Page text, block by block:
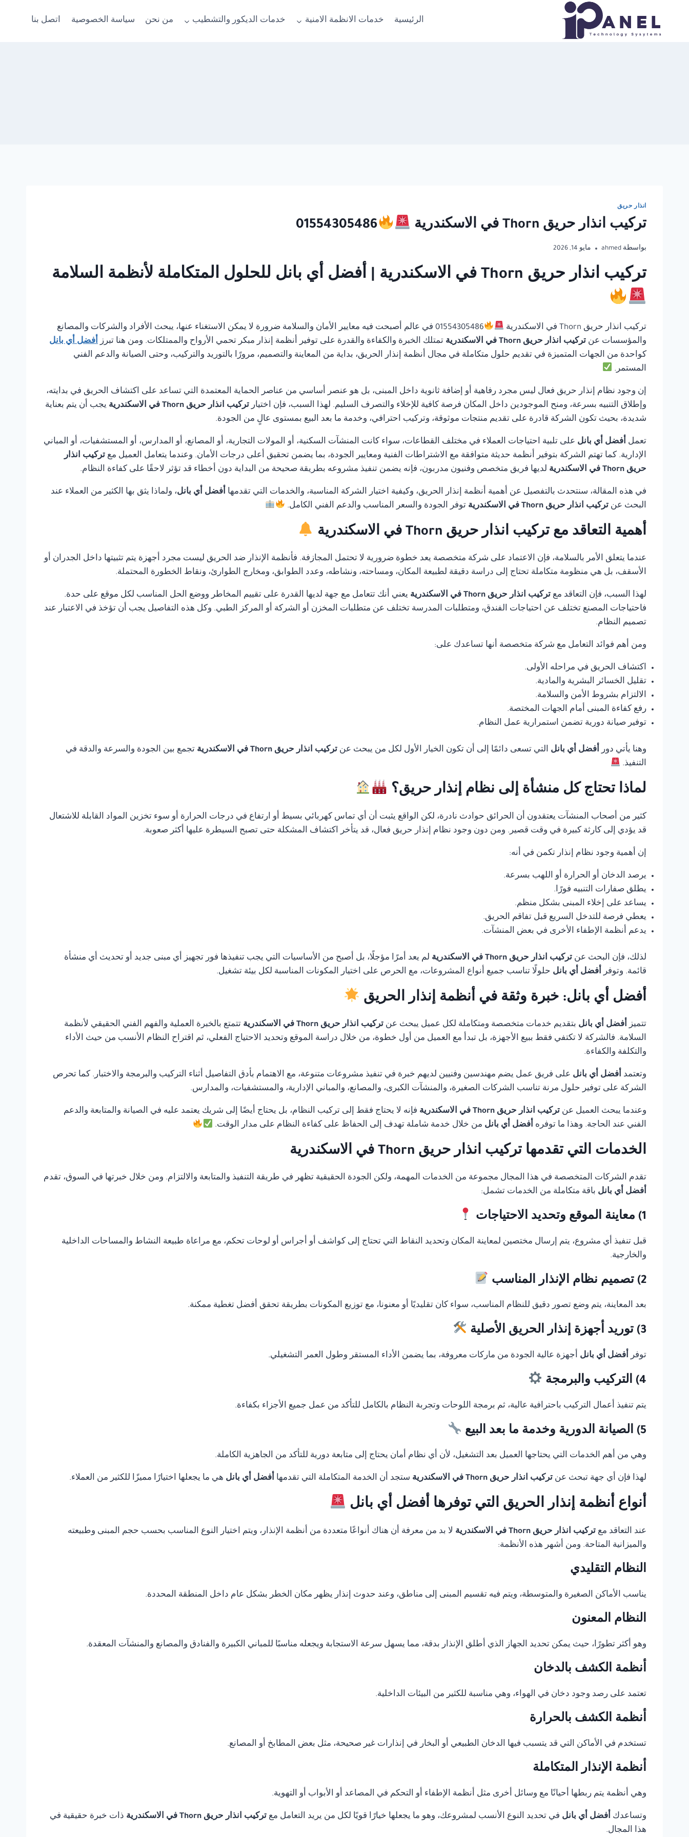
المحتوى
الرئيسية خدمات الانظمة الامنية خدمات الديكور والتشطيب من نحن سياسة الخصوصية اتصل بنا
انذار حريق
تركيب انذار حريق Thorn في الاسكندرية 01554305486
بواسطة ahmed مايو 14, 2026
تركيب انذار حريق Thorn في الاسكندرية | أفضل أي بانل للحلول المتكاملة لأنظمة السلامة
تركيب انذار حريق Thorn في الاسكندرية
01554305486 في عالم أصبحت فيه معايير الأمان والسلامة ضرورة لا يمكن الاستغناء عنها، يبحث الأفراد والشركات والمصانع
والمؤسسات عن تركيب انذار حريق Thorn في الاسكندرية تمتلك الخبرة والكفاءة والقدرة على توفير أنظمة إنذار مبكر تحمي الأرواح والممتلكات. ومن هنا تبرز أفضل أي بانل
كواحدة من الجهات المتميزة في تقديم حلول متكاملة في مجال أنظمة إنذار الحريق، بداية من المعاينة والتصميم، مرورًا بالتوريد والتركيب، وحتى الصيانة والدعم الفني
المستمر.
إن وجود نظام إنذار حريق فعال ليس مجرد رفاهية أو إضافة ثانوية داخل المبنى، بل هو عنصر أساسي من عناصر الحماية المعتمدة التي تساعد على اكتشاف الحريق في بدايته،
وإطلاق التنبيه بسرعة، ومنح الموجودين داخل المكان فرصة كافية للإخلاء والتصرف السليم. لهذا السبب، فإن اختيار تركيب انذار حريق Thorn في الاسكندرية
يجب أن يتم بعناية
شديدة، بحيث تكون الشركة قادرة على تقديم منتجات موثوقة، وتركيب احترافي، وخدمة ما بعد البيع بمستوى عالٍ من الجودة.
تعمل أفضل أي بانل على تلبية احتياجات العملاء في مختلف القطاعات، سواء كانت المنشآت السكنية، أو المولات التجارية، أو المصانع، أو المدارس، أو المستشفيات، أو المباني
الإدارية. كما تهتم الشركة بتوفير أنظمة حديثة متوافقة مع الاشتراطات الفنية ومعايير الجودة، بما يضمن تحقيق أعلى درجات الأمان. وعندما يتعامل العميل مع تركيب انذار
حريق Thorn في الاسكندرية
لديها فريق متخصص وفنيون مدربون، فإنه يضمن تنفيذ مشروعه بطريقة صحيحة من البداية دون أخطاء قد تؤثر لاحقًا على كفاءة النظام.
في هذه المقالة، سنتحدث بالتفصيل عن أهمية أنظمة إنذار الحريق، وكيفية اختيار الشركة المناسبة، والخدمات التي تقدمها أفضل أي بانل، ولماذا يثق بها الكثير من العملاء عند
البحث عن تركيب انذار حريق Thorn في الاسكندرية توفر الجودة والسعر المناسب والدعم الفني الكامل.
أهمية التعاقد مع تركيب انذار حريق Thorn في الاسكندرية
عندما يتعلق الأمر بالسلامة، فإن الاعتماد على شركة متخصصة يعد خطوة ضرورية لا تحتمل المجازفة. فأنظمة الإنذار ضد الحريق ليست مجرد أجهزة يتم تثبيتها داخل الجدران أو
الأسقف، بل هي منظومة متكاملة تحتاج إلى دراسة دقيقة لطبيعة المكان، ومساحته، ونشاطه، وعدد الطوابق، ومخارج الطوارئ، ونقاط الخطورة المحتملة.
لهذا السبب، فإن التعاقد مع تركيب انذار حريق Thorn في الاسكندرية
يعني أنك تتعامل مع جهة لديها القدرة على تقييم المخاطر ووضع الحل المناسب لكل موقع على حدة.
فاحتياجات المصنع تختلف عن احتياجات الفندق، ومتطلبات المدرسة تختلف عن متطلبات المخزن أو الشركة أو المركز الطبي. وكل هذه التفاصيل يجب أن تؤخذ في الاعتبار عند
تصميم النظام.
ومن أهم فوائد التعامل مع شركة متخصصة أنها تساعدك على:
اكتشاف الحريق في مراحله الأولى.
تقليل الخسائر البشرية والمادية.
الالتزام بشروط الأمن والسلامة.
رفع كفاءة المبنى أمام الجهات المختصة.
توفير صيانة دورية تضمن استمرارية عمل النظام.
وهنا يأتي دور أفضل أي بانل التي تسعى دائمًا إلى أن تكون الخيار الأول لكل من يبحث عن تركيب انذار حريق Thorn في الاسكندرية
تجمع بين الجودة والسرعة والدقة في
التنفيذ.
لماذا تحتاج كل منشأة إلى نظام إنذار حريق؟
كثير من أصحاب المنشآت يعتقدون أن الحرائق حوادث نادرة، لكن الواقع يثبت أن أي تماس كهربائي بسيط أو ارتفاع في درجات الحرارة أو سوء تخزين المواد القابلة للاشتعال
قد يؤدي إلى كارثة كبيرة في وقت قصير. ومن دون وجود نظام إنذار حريق فعال، قد يتأخر اكتشاف المشكلة حتى تصبح السيطرة عليها أكثر صعوبة.
إن أهمية وجود نظام إنذار تكمن في أنه:
يرصد الدخان أو الحرارة أو اللهب بسرعة.
يطلق صفارات التنبيه فورًا.
يساعد على إخلاء المبنى بشكل منظم.
يعطي فرصة للتدخل السريع قبل تفاقم الحريق.
يدعم أنظمة الإطفاء الأخرى في بعض المنشآت.
لذلك، فإن البحث عن تركيب انذار حريق Thorn في الاسكندرية
لم يعد أمرًا مؤجلًا، بل أصبح من الأساسيات التي يجب تنفيذها فور تجهيز أي مبنى جديد أو تحديث أي منشأة
قائمة. وتوفر أفضل أي بانل حلولًا تناسب جميع أنواع المشروعات، مع الحرص على اختيار المكونات المناسبة لكل بيئة تشغيل.
أفضل أي بانل: خبرة وثقة في أنظمة إنذار الحريق
تتميز أفضل أي بانل بتقديم خدمات متخصصة ومتكاملة لكل عميل يبحث عن تركيب انذار حريق Thorn في الاسكندرية
تتمتع بالخبرة العملية والفهم الفني الحقيقي لأنظمة
السلامة. فالشركة لا تكتفي فقط ببيع الأجهزة، بل تبدأ مع العميل من أول خطوة، من خلال دراسة الموقع وتحديد الاحتياج الفعلي، ثم اقتراح النظام الأنسب من حيث الأداء
والتكلفة والكفاءة.
وتعتمد أفضل أي بانل على فريق عمل يضم مهندسين وفنيين لديهم خبرة في تنفيذ مشروعات متنوعة، مع الاهتمام بأدق التفاصيل أثناء التركيب والبرمجة والاختبار. كما تحرص
الشركة على توفير حلول مرنة تناسب الشركات الصغيرة، والمنشآت الكبرى، والمصانع، والمباني الإدارية، والمستشفيات، والمدارس.
وعندما يبحث العميل عن تركيب انذار حريق Thorn في الاسكندرية
فإنه لا يحتاج فقط إلى تركيب النظام، بل يحتاج أيضًا إلى شريك يعتمد عليه في الصيانة والمتابعة والدعم
الفني عند الحاجة. وهذا ما توفره أفضل أي بانل من خلال خدمة شاملة تهدف إلى الحفاظ على كفاءة النظام على مدار الوقت.
الخدمات التي تقدمها تركيب انذار حريق Thorn في الاسكندرية
تقدم الشركات المتخصصة في هذا المجال مجموعة من الخدمات المهمة، ولكن الجودة الحقيقية تظهر في طريقة التنفيذ والمتابعة والالتزام. ومن خلال خبرتها في السوق، تقدم
أفضل أي بانل باقة متكاملة من الخدمات تشمل:
1) معاينة الموقع وتحديد الاحتياجات
قبل تنفيذ أي مشروع، يتم إرسال مختصين لمعاينة المكان وتحديد النقاط التي تحتاج إلى كواشف أو أجراس أو لوحات تحكم، مع مراعاة طبيعة النشاط والمساحات الداخلية
والخارجية.
2) تصميم نظام الإنذار المناسب
بعد المعاينة، يتم وضع تصور دقيق للنظام المناسب، سواء كان تقليديًا أو معنونا، مع توزيع المكونات بطريقة تحقق أفضل تغطية ممكنة.
3) توريد أجهزة إنذار الحريق الأصلية
توفر أفضل أي بانل أجهزة عالية الجودة من ماركات معروفة، بما يضمن الأداء المستقر وطول العمر التشغيلي.
4) التركيب والبرمجة
يتم تنفيذ أعمال التركيب باحترافية عالية، ثم برمجة اللوحات وتجربة النظام بالكامل للتأكد من عمل جميع الأجزاء بكفاءة.
5) الصيانة الدورية وخدمة ما بعد البيع
وهي من أهم الخدمات التي يحتاجها العميل بعد التشغيل، لأن أي نظام أمان يحتاج إلى متابعة دورية للتأكد من الجاهزية الكاملة.
لهذا فإن أي جهة تبحث عن تركيب انذار حريق Thorn في الاسكندرية ستجد أن الخدمة المتكاملة التي تقدمها أفضل أي بانل هي ما يجعلها اختيارًا مميزًا للكثير من العملاء.
أنواع أنظمة إنذار الحريق التي توفرها أفضل أي بانل
عند التعاقد مع تركيب انذار حريق Thorn في الاسكندرية
لا بد من معرفة أن هناك أنواعًا متعددة من أنظمة الإنذار، ويتم اختيار النوع المناسب بحسب حجم المبنى وطبيعته
والميزانية المتاحة. ومن أشهر هذه الأنظمة:
النظام التقليدي
يناسب الأماكن الصغيرة والمتوسطة، ويتم فيه تقسيم المبنى إلى مناطق، وعند حدوث إنذار يظهر مكان الخطر بشكل عام داخل المنطقة المحددة.
النظام المعنون
وهو أكثر تطورًا، حيث يمكن تحديد الجهاز الذي أطلق الإنذار بدقة، مما يسهل سرعة الاستجابة ويجعله مناسبًا للمباني الكبيرة والفنادق والمصانع والمنشآت المعقدة.
أنظمة الكشف بالدخان
تعتمد على رصد وجود دخان في الهواء، وهي مناسبة للكثير من البيئات الداخلية.
أنظمة الكشف بالحرارة
تستخدم في الأماكن التي قد يتسبب فيها الدخان الطبيعي أو البخار في إنذارات غير صحيحة، مثل بعض المطابخ أو المصانع.
أنظمة الإنذار المتكاملة
وهي أنظمة يتم ربطها أحيانًا مع وسائل أخرى مثل أنظمة الإطفاء أو التحكم في المصاعد أو الأبواب أو التهوية.
وتساعدك أفضل أي بانل في تحديد النوع الأنسب لمشروعك، وهو ما يجعلها خيارًا قويًا لكل من يريد التعامل مع تركيب انذار حريق Thorn في الاسكندرية
ذات خبرة حقيقية في
هذا المجال.